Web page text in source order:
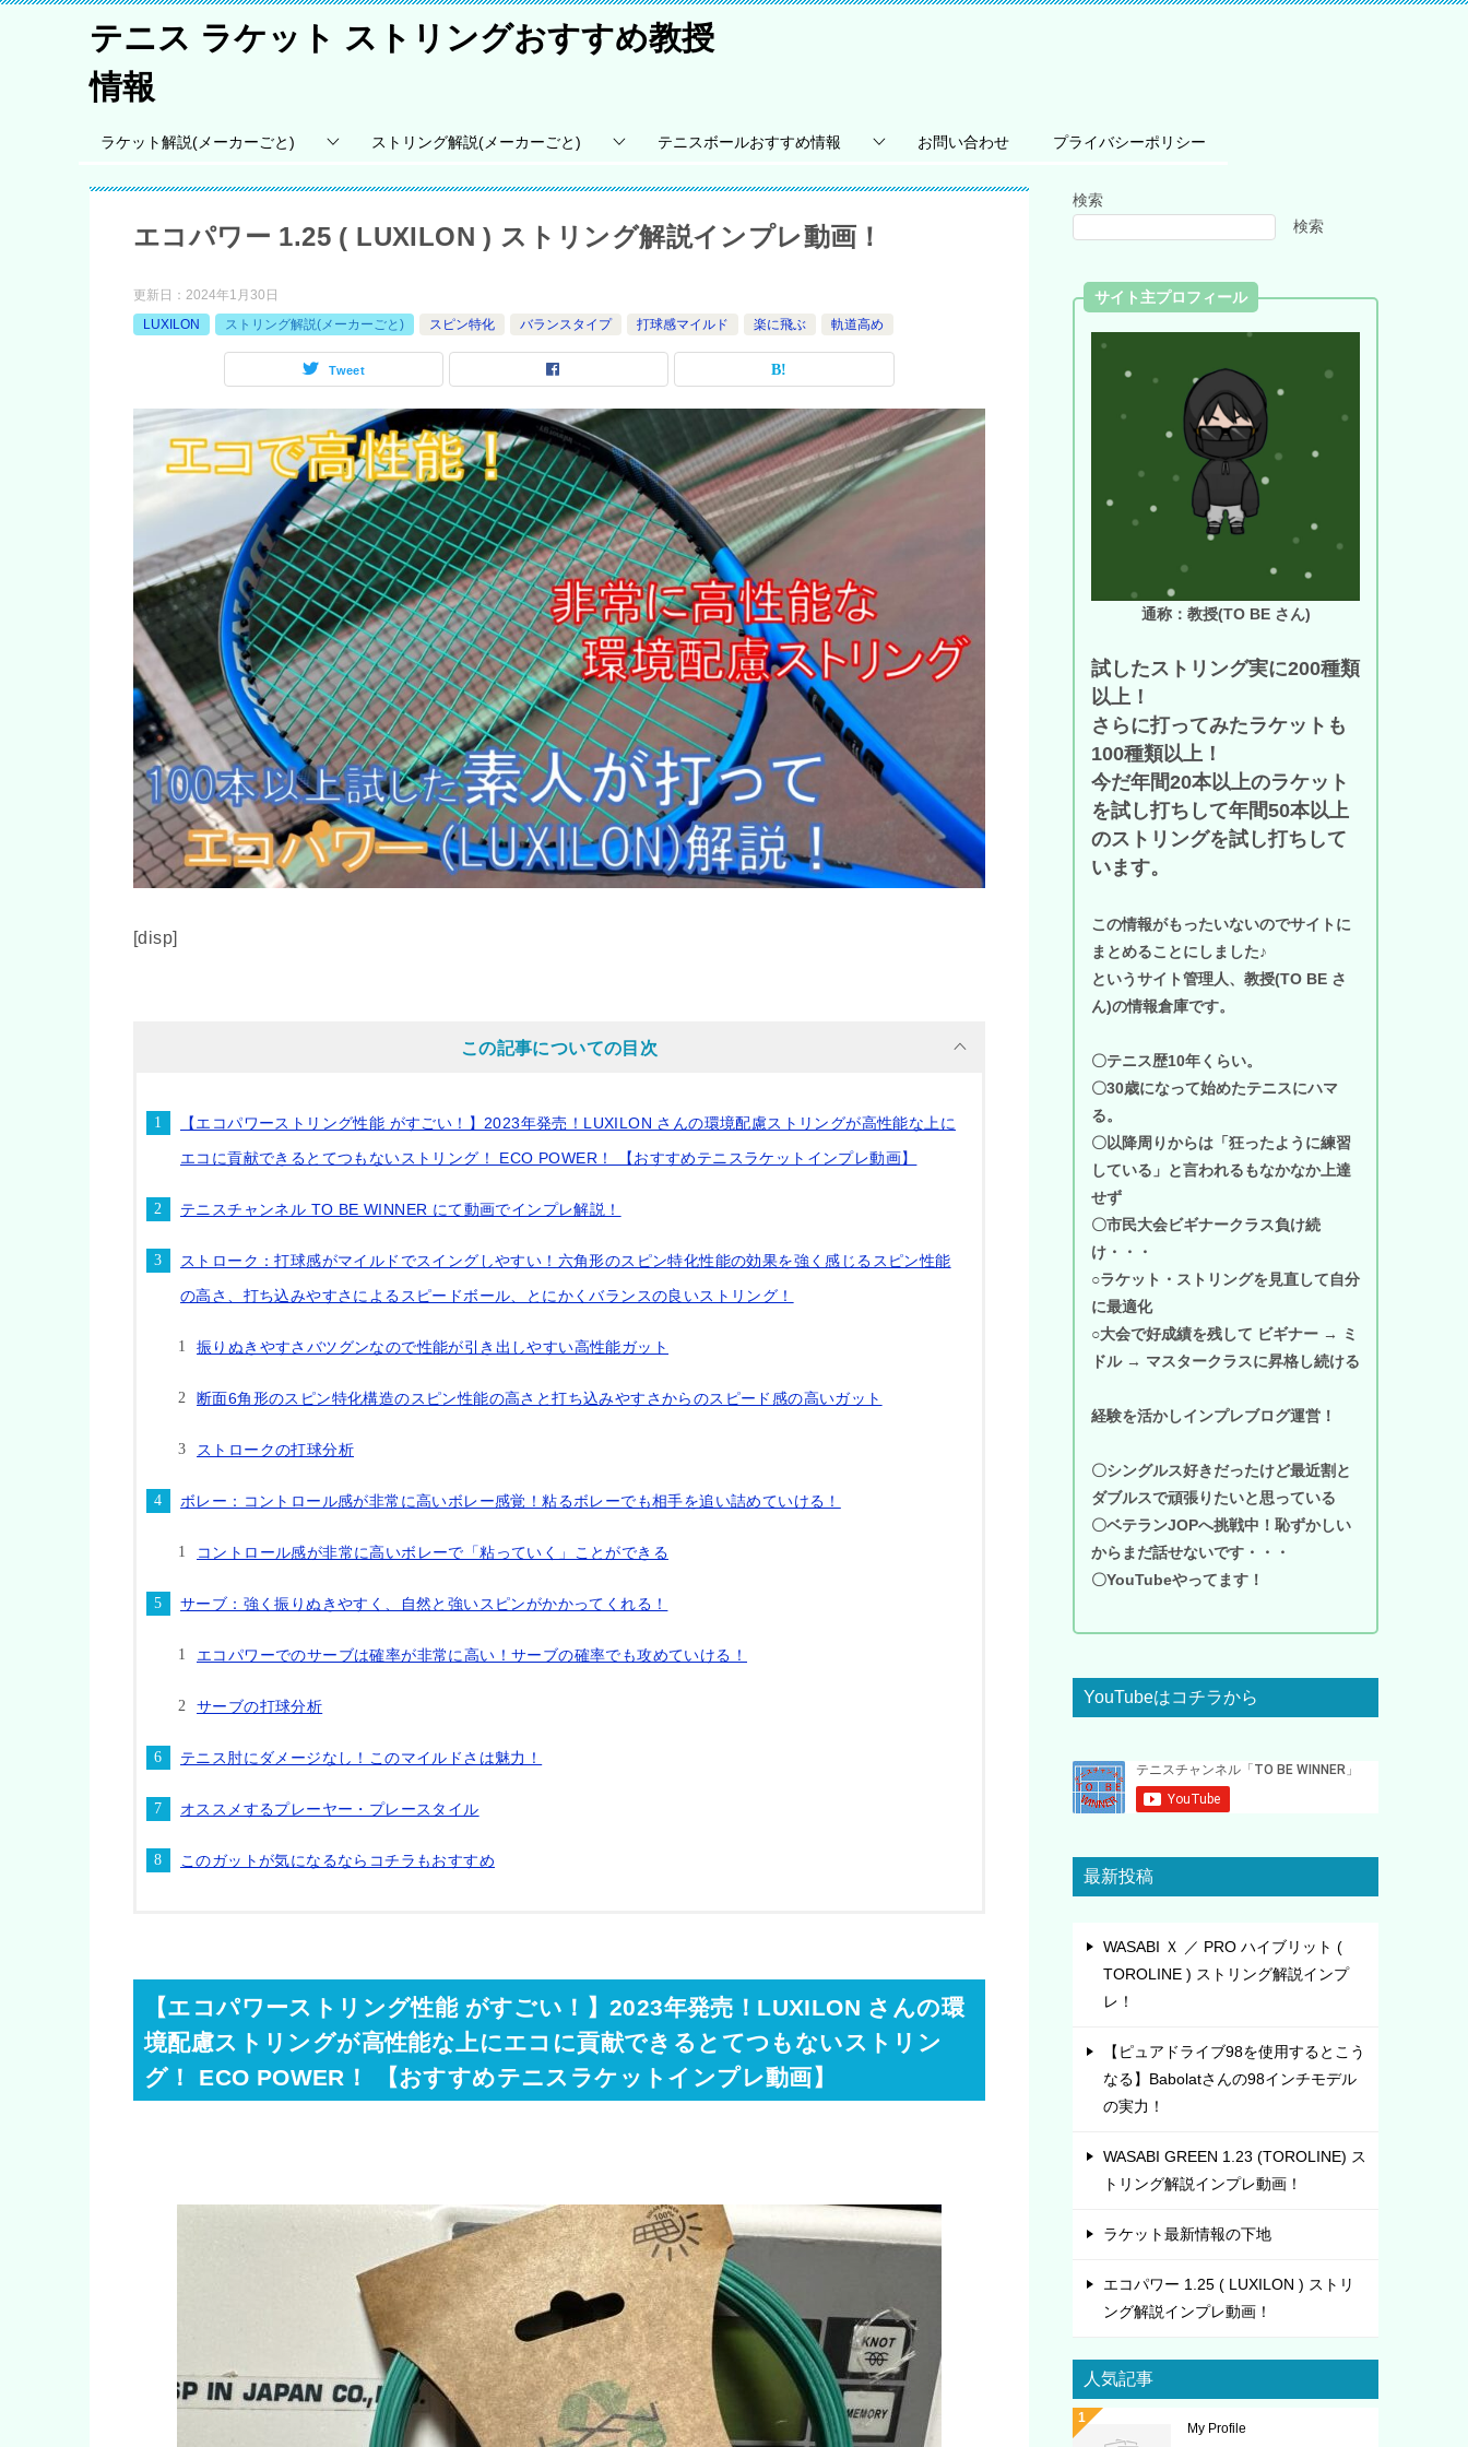
テニス ラケット ストリングおすすめ教授
情報
ラケット解説(メーカーごと) ストリング解説(メーカーごと) テニスボールおすすめ情報 お問い合わせ プライバシーポリシー
エコパワー 1.25 ( LUXILON ) ストリング解説インプレ動画！
更新日： 2024年1月30日
LUXILON
ストリング解説(メーカーごと) スピン特化 バランスタイプ 打球感マイルド 楽に飛ぶ 軌道高め
Tweet
[disp]
この記事についての目次
【エコパワーストリング性能 がすごい！】2023年発売！LUXILON さんの環境配慮ストリングが高性能な上に
エコに貢献できるとてつもないストリング！ ECO POWER！ 【おすすめテニスラケットインプレ動画】
テニスチャンネル TO BE WINNER にて動画でインプレ解説！
ストローク：打球感がマイルドでスイングしやすい！六角形のスピン特化性能の効果を強く感じるスピン性能
の高さ、打ち込みやすさによるスピードボール、とにかくバランスの良いストリング！
振りぬきやすさバツグンなので性能が引き出しやすい高性能ガット
断面6角形のスピン特化構造のスピン性能の高さと打ち込みやすさからのスピード感の高いガット
ストロークの打球分析
ボレー：コントロール感が非常に高いボレー感覚！粘るボレーでも相手を追い詰めていける！
コントロール感が非常に高いボレーで「粘っていく」ことができる
サーブ：強く振りぬきやすく、自然と強いスピンがかかってくれる！
エコパワーでのサーブは確率が非常に高い！サーブの確率でも攻めていける！
サーブの打球分析
テニス肘にダメージなし！このマイルドさは魅力！
オススメするプレーヤー・プレースタイル
このガットが気になるならコチラもおすすめ
【エコパワーストリング性能 がすごい！】2023年発売！LUXILON さんの環
境配慮ストリングが高性能な上にエコに貢献できるとてつもないストリン
グ！ ECO POWER！ 【おすすめテニスラケットインプレ動画】
検索
検索
サイト主プロフィール
通称：教授(TO BE さん)
試したストリング実に200種類
以上！
さらに打ってみたラケットも
100種類以上！
今だ年間20本以上のラケット
を試し打ちして年間50本以上
のストリングを試し打ちして
います。
この情報がもったいないのでサイトに
まとめることにしました♪
というサイト管理人、教授(TO BE さ
ん)の情報倉庫です。
〇テニス歴10年くらい。
〇30歳になって始めたテニスにハマ
る。
〇以降周りからは「狂ったように練習
している」と言われるもなかなか上達
せず
〇市民大会ビギナークラス負け続
け・・・
○ラケット・ストリングを見直して自分
に最適化
○大会で好成績を残して ビギナー → ミ
ドル → マスタークラスに昇格し続ける
経験を活かしインプレブログ運営！
〇シングルス好きだったけど最近割と
ダブルスで頑張りたいと思っている
〇ベテランJOPへ挑戦中！恥ずかしい
からまだ話せないです・・・
〇YouTubeやってます！
YouTubeはコチラから
最新投稿
WASABI Ｘ ／ PRO ハイブリット (
TOROLINE ) ストリング解説インプ
レ！
【ピュアドライブ98を使用するとこう
なる】Babolatさんの98インチモデル
の実力！
WASABI GREEN 1.23 (TOROLINE) ス
トリング解説インプレ動画！
ラケット最新情報の下地
エコパワー 1.25 ( LUXILON ) ストリ
ング解説インプレ動画！
人気記事
My Profile